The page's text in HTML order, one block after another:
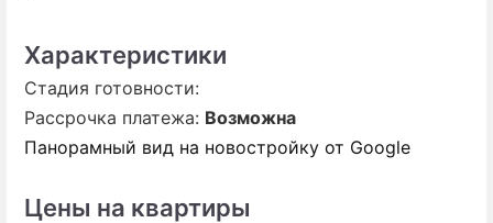
Характеристики
Стадия готовности:
Рассрочка платежа: Возможна
Панорамный вид на новостройку от Google
Цены на квартиры